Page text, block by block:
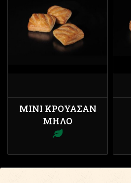
ΜΊΝΙ ΚΡΟΥΑΣΆΝ
ΜΉΛΟ